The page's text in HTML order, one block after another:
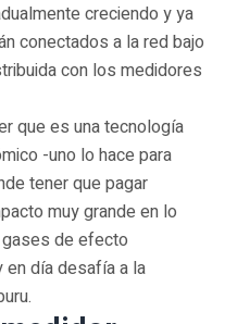
creciendo y ya
conectados a la red bajo
con los medidores
que es una tecnología
-uno lo hace para
tener que pagar
muy grande en lo
de efecto
en día desafía a la